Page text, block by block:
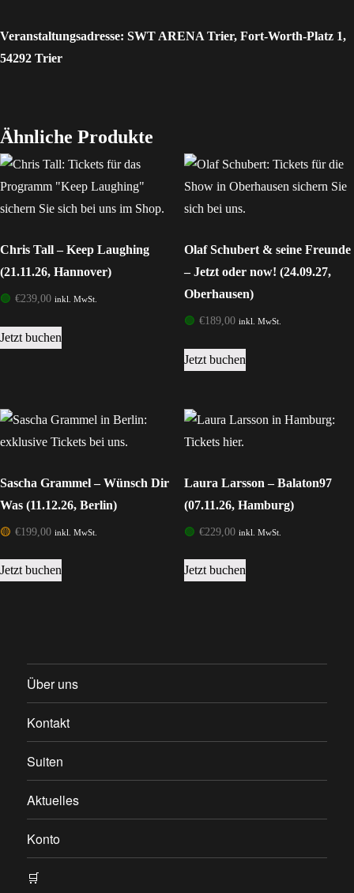
Veranstaltungsadresse: SWT ARENA Trier, Fort-Worth-Platz 1,
54292 Trier
Ähnliche Produkte
Chris Tall – Keep Laughing
(21.11.26, Hannover)
🟢 €239,00 inkl. MwSt.
Jetzt buchen
Olaf Schubert & seine Freunde
– Jetzt oder now! (24.09.27,
Oberhausen)
🟢 €189,00 inkl. MwSt.
Jetzt buchen
Sascha Grammel – Wünsch Dir
Was (11.12.26, Berlin)
🟡 €199,00 inkl. MwSt.
Jetzt buchen
Laura Larsson – Balaton97
(07.11.26, Hamburg)
🟢 €229,00 inkl. MwSt.
Jetzt buchen
Über uns
Kontakt
Suiten
Aktuelles
Konto
🛒